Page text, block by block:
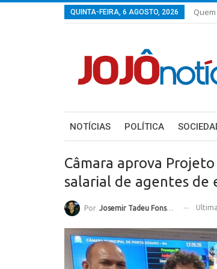
QUINTA-FEIRA, 6 AGOSTO, 2026
NOTÍCIAS POLÍTICA
Câmara aprova
salarial de agentes de
Por Josemir Tadeu Fonseca